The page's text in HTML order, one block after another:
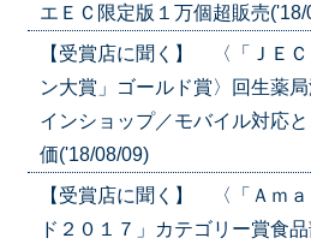
エＥＣ限定版１万個超販売('18/
【受賞店に聞く】 〈「ＪＥ
ン大賞」ゴールド賞〉回生薬
インショップ／モバイル対応
価('18/08/09)
【受賞店に聞く】 〈「Ａｍ
ド２０１７」カテゴリー賞食